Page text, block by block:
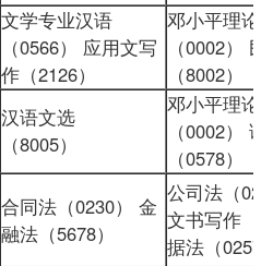
文学专业汉语
（0566） 应用文写
作（2126）
邓小平理论
（0002）
（8002）
汉语文选
（8005）
邓小平理论
（0002）
（0578）
合同法（0230） 金
融法（5678）
公司法（
文书写作（
据法（